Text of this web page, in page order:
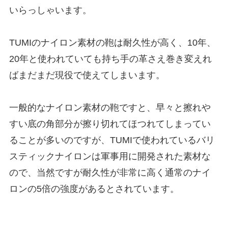
いらっしゃいます。
TUMIのナイロン素材の鞄は耐久性が高く、10年、
20年と使われていても持ち手の革さえ巻き変えれ
ばまだまだ現役で使えてしまいます。
一般的なナイロン素材の鞄ですと、早々と擦れや
すい底の角部分が擦り切れてほつれてしまってい
ることが多いのですが、TUMIで使われているバリ
スティックナイロンは軍事用に開発された素材な
ので、当然ですが耐久性が非常に高く通常のナイ
ロンの5倍の強度があるとされています。